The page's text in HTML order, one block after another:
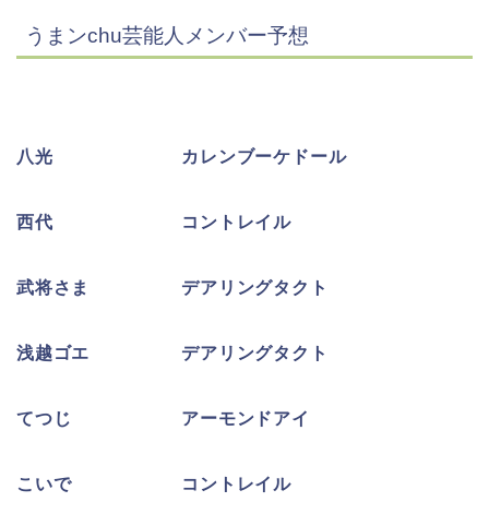
うまンchu芸能人メンバー予想
八光 カレンブーケドール
西代 コントレイル
武将さま デアリングタクト
浅越ゴエ デアリングタクト
てつじ アーモンドアイ
こいで コントレイル